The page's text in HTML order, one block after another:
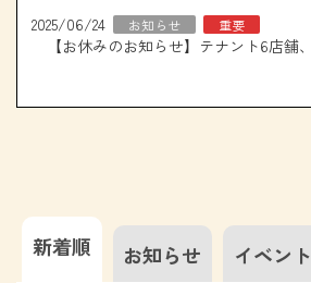
2025/06/24
お知らせ 重要
新着順 お知らせ イベント